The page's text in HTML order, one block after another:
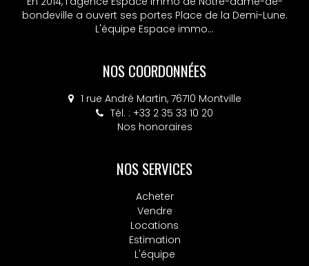
bondeville a ouvert ses portes Place de la Demi-Lune.
L'équipe Espace immo...
NOS COORDONNÉES
1 rue André Martin, 76710 Montville
Tél. : +33 2 35 33 10 20
Nos honoraires
NOS SERVICES
Acheter
Vendre
Locations
Estimation
L'équipe